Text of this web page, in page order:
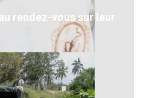
rendez-vous sur leur